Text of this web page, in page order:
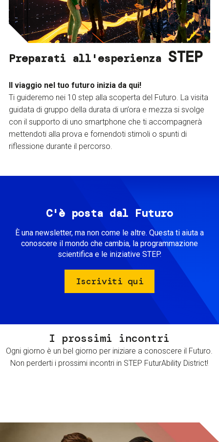
Preparati all'esperienza STEP
Il viaggio nel tuo futuro inizia da qui!
Ti guideremo nei 10 step alla scoperta del Futuro. La visita
guidata di gruppo della durata di un’ora e mezza si svolge
con il supporto di uno smartphone che ti accompagnerà
mettendoti alla prova e fornendoti stimoli o spunti di
riflessione durante il percorso.
C'è posta dal Futuro
È una newsletter, ma non come le altre. Questa ti aiuta a
conoscere il mondo che cambia, la programmazione
scientifica e le iniziative STEP.
Iscriviti qui
I prossimi incontri
Ogni giorno è un bel giorno per iniziare a conoscere il Futuro.
Non perderti i prossimi incontri in STEP FuturAbility District!